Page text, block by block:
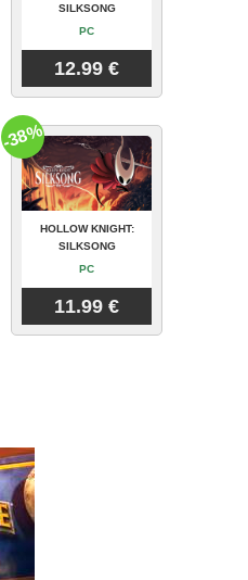
SILKSONG
PC
12.99 €
HOLLOW KNIGHT:
SILKSONG
PC
11.99 €
-38%